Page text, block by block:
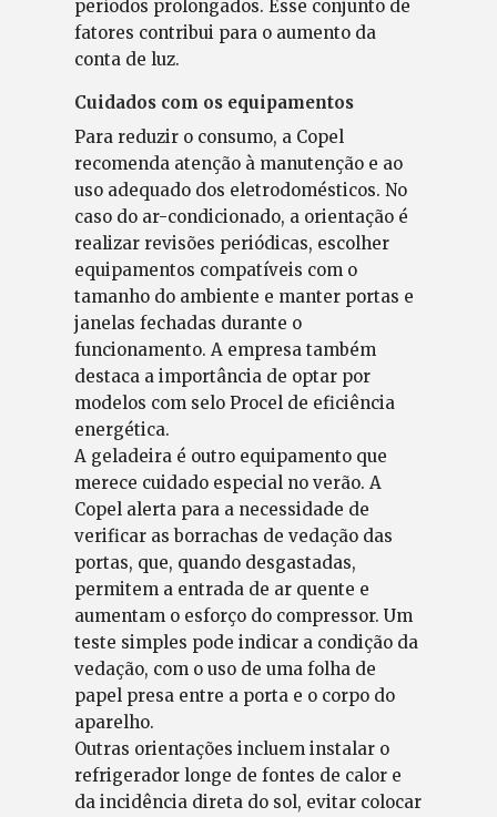
períodos prolongados. Esse conjunto de
fatores contribui para o aumento da
conta de luz.
Cuidados com os equipamentos
Para reduzir o consumo, a Copel
recomenda atenção à manutenção e ao
uso adequado dos eletrodomésticos. No
caso do ar-condicionado, a orientação é
realizar revisões periódicas, escolher
equipamentos compatíveis com o
tamanho do ambiente e manter portas e
janelas fechadas durante o
funcionamento. A empresa também
destaca a importância de optar por
modelos com selo Procel de eficiência
energética.
A geladeira é outro equipamento que
merece cuidado especial no verão. A
Copel alerta para a necessidade de
verificar as borrachas de vedação das
portas, que, quando desgastadas,
permitem a entrada de ar quente e
aumentam o esforço do compressor. Um
teste simples pode indicar a condição da
vedação, com o uso de uma folha de
papel presa entre a porta e o corpo do
aparelho.
Outras orientações incluem instalar o
refrigerador longe de fontes de calor e
da incidência direta do sol, evitar colocar